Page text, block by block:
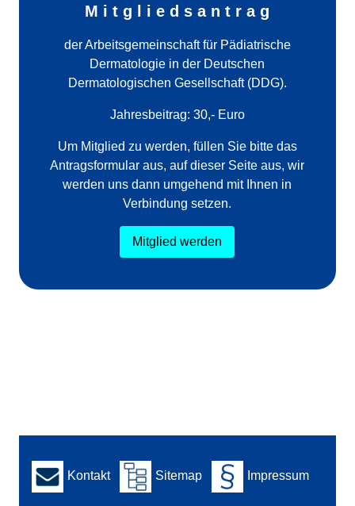
M i t g l i e d s a n t r a g
der Arbeitsgemeinschaft für Pädiatrische
Dermatologie in der Deutschen
Dermatologischen Gesellschaft (DDG).
Jahresbeitrag: 30,- Euro
Um Mitglied zu werden, füllen Sie bitte das
Antragsformular aus, auf dieser Seite aus, wir
werden uns dann umgehend mit Ihnen in
Verbindung setzen.
Mitglied werden
Kontakt Sitemap Impressum